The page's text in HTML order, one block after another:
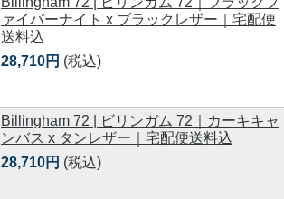
ァイバーナイト x ブラックレザー｜宅配便
送料込
28,710円 (税込)
Billingham 72 | ビリンガム 72｜カーキキャ
ンバス x タンレザー｜宅配便送料込
28,710円 (税込)